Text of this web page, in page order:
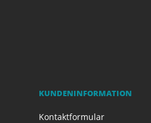
KUNDENINFORMATION
Kontaktformular